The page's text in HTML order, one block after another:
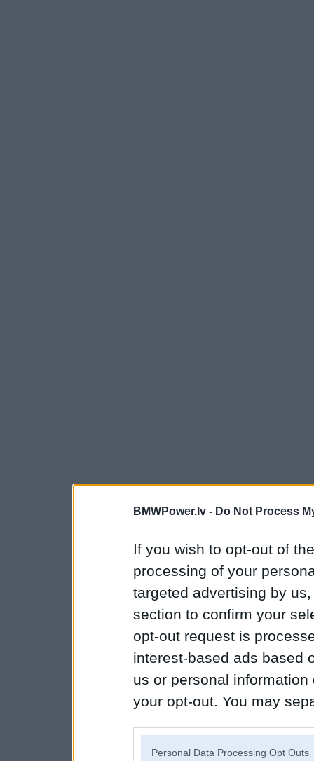
BMWPower.lv - Do Not Process
If you wish to opt-out of
processing of your
targeted advertising by
section to confirm your
opt-out request is
interest-based ads based
us or personal
your opt-out. You may
Personal Data Processing Opt Outs